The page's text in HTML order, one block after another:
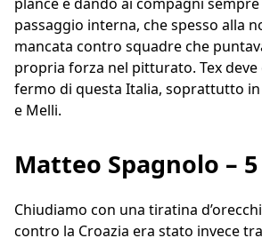
passaggio interna, che spesso alla
mancata contro squadre che
propria forza nel pitturato. Tex
fermo di questa Italia, soprattutto
e Melli.
Matteo Spagnolo – 5
Chiudiamo con una tiratina
contro la Croazia era stato invece